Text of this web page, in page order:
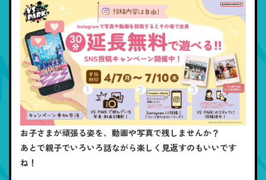
お子さまが頑張る姿を、動画や写真で残しませんか？
あとで親子でいろいろ話ながら楽しく見返すのもいいです
ね！